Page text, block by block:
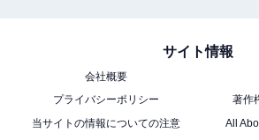
サイト情報
会社概要
プライバシーポリシー
著作
当サイトの情報についての注意
All